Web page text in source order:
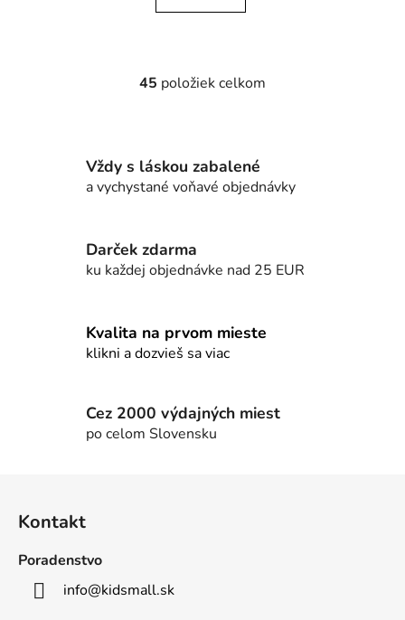
O
d
a
p
k
y
p
i
45 položiek celkom
Vždy s láskou zabalené
a vychystané voňavé objednávky
Darček zdarma
ku každej objednávke nad 25 EUR
Kvalita na prvom mieste
klikni a dozvieš sa viac
Cez 2000 výdajných miest
po celom Slovensku
Kontakt
Poradenstvo
info@kidsmall.sk